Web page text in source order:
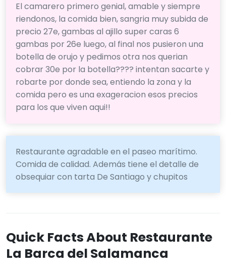
El camarero primero genial, amable y siempre
riendonos, la comida bien, sangria muy subida de
precio 27e, gambas al ajillo super caras 6
gambas por 26e luego, al final nos pusieron una
botella de orujo y pedimos otra nos querian
cobrar 30e por la botella???? intentan sacarte y
robarte por donde sea, entiendo la zona y la
comida pero es una exageracion esos precios
para los que viven aqui!!
Restaurante agradable en el paseo marítimo.
Comida de calidad. Además tiene el detalle de
obsequiar con tarta De Santiago y chupitos
Quick Facts About Restaurante
La Barca del Salamanca